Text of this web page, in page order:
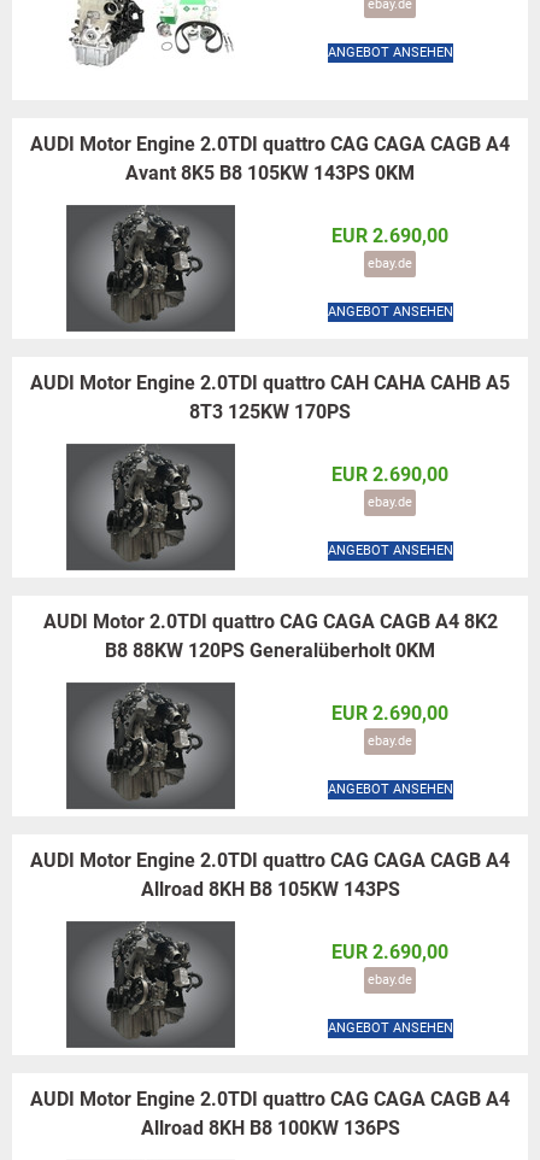
ebay.de
ANGEBOT ANSEHEN
AUDI Motor Engine 2.0TDI quattro CAG CAGA CAGB A4
Avant 8K5 B8 105KW 143PS 0KM
EUR 2.690,00
ebay.de
ANGEBOT ANSEHEN
AUDI Motor Engine 2.0TDI quattro CAH CAHA CAHB A5
8T3 125KW 170PS
EUR 2.690,00
ebay.de
ANGEBOT ANSEHEN
AUDI Motor 2.0TDI quattro CAG CAGA CAGB A4 8K2
B8 88KW 120PS Generalüberholt 0KM
EUR 2.690,00
ebay.de
ANGEBOT ANSEHEN
AUDI Motor Engine 2.0TDI quattro CAG CAGA CAGB A4
Allroad 8KH B8 105KW 143PS
EUR 2.690,00
ebay.de
ANGEBOT ANSEHEN
AUDI Motor Engine 2.0TDI quattro CAG CAGA CAGB A4
Allroad 8KH B8 100KW 136PS